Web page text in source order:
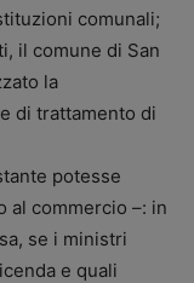
comunali;
il comune di San
la
di trattamento di
potesse
al commercio –: in
se i ministri
e quali